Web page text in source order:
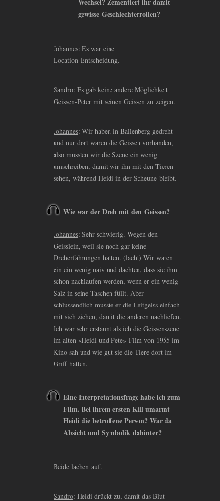
Wechsel? Zementiert ihr damit
gewisse Geschlechterrollen?
Johannes: Es war eine
Location Entscheidung.
Sandro: Es gab keine andere Möglichkeit
Geissen-Peter mit seinen Geissen zu zeigen.
Johannes: Wir haben in Ballenberg gedreht
und nur dort waren die Geissen vorhanden,
also mussten wir die Szene ein wenig
umschreiben, damit wir ihn mit den Tieren
sehen, während Heidi in der Scheune bleibt.
Wie war der Dreh mit den Geissen?
Johannes: Sehr schwierig. Wegen den
Geisslein, weil sie noch gar keine
Dreherfahrungen hatten. (lacht) Wir waren
ein ein wenig naiv und dachten, dass sie ihm
schon nachlaufen werden, wenn er ein wenig
Salz in seine Taschen füllt. Aber
schlussendlich musste er die Leitgeiss einfach
mit sich ziehen, damit die anderen nachliefen.
Ich war sehr erstaunt als ich die Geissenszene
im alten «Heidi und Pete»-Film von 1955 im
Kino sah und wie gut sie die Tiere dort im
Griff hatten.
Eine Interpretationsfrage habe ich zum
Film. Bei ihrem ersten Kill umarmt
Heidi die betroffene Person? War da
Absicht und Symbolik dahinter?
Beide lachen auf.
Sandro: Heidi drückt zu, damit das Blut